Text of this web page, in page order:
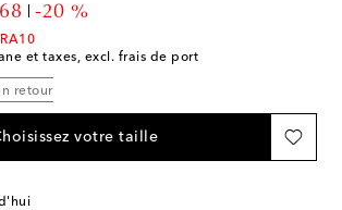
price
-20 %
et taxes, excl. frais de port
retour
votre taille